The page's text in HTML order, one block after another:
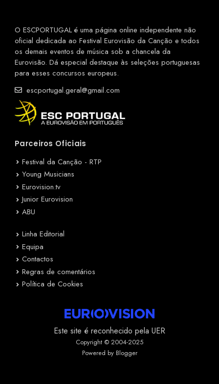
O ESCPORTUGAL é uma página online independente não
oficial dedicada ao Festival Eurovisão da Canção e todos
os demais eventos de música sob a chancela da
Eurovisão. Dá especial destaque às seleções portuguesas
para esses concursos europeus.
escportugal.geral@gmail.com
Parceiros Oficiais
Festival da Canção - RTP
Young Musicians
Eurovision.tv
Junior Eurovision
ABU
Linha Editorial
Equipa
Contactos
Regras de comentários
Política de Cookies
Este site é reconhecido pela UER
Copyright © 2004-2025
Powered by Blogger